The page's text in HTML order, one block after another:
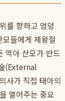
를 향하고 엉덩
들에게 제왕절
역아 산모가 반드
(External
사가 직접 태아의
열어주는 중요